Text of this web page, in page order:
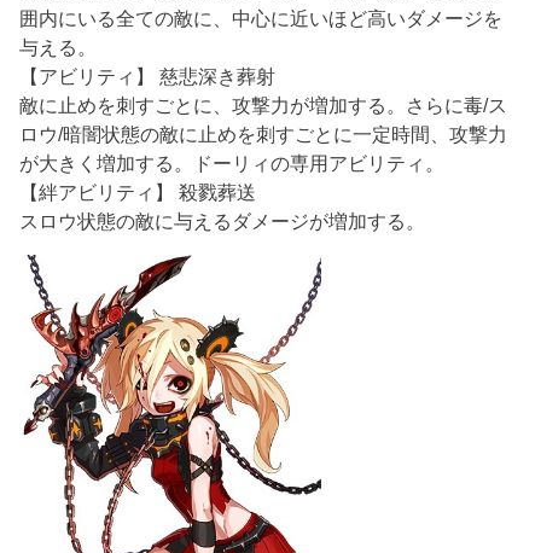
囲内にいる全ての敵に、中心に近いほど高いダメージを
与える。
【アビリティ】 慈悲深き葬射
敵に止めを刺すごとに、攻撃力が増加する。さらに毒/ス
ロウ/暗闇状態の敵に止めを刺すごとに一定時間、攻撃力
が大きく増加する。ドーリィの専用アビリティ。
【絆アビリティ】 殺戮葬送
スロウ状態の敵に与えるダメージが増加する。